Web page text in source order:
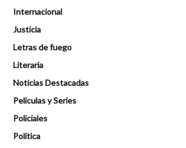
Internacional
Justicia
Letras de fuego
Literaria
Noticias Destacadas
Peliculas y Series
Policiales
Política